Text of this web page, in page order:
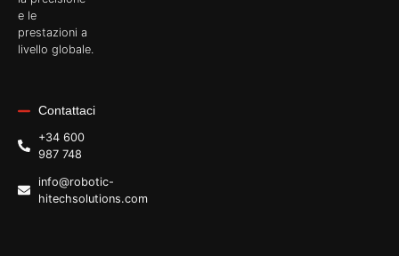
e le
prestazioni a
livello globale.
Contattaci
+34 600
987 748
info@robotic-
hitechsolutions.com